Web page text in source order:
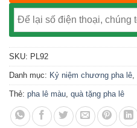
SKU: PL92
Danh mục: Kỷ niệm chương pha lê
Thẻ: pha lê màu quà tặng pha lê